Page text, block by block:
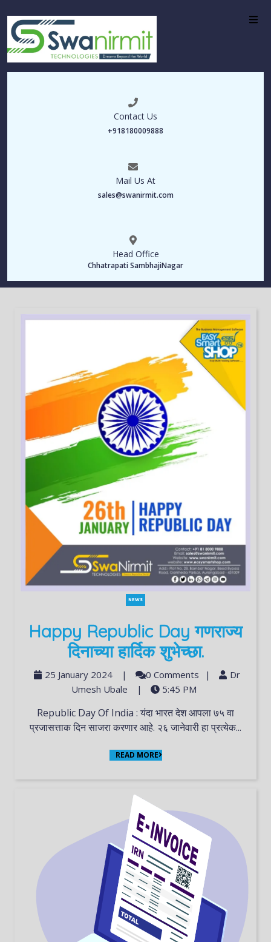
Contact Us
+918180009888
Mail Us At
sales@swanirmit.com
Head Office
Chhatrapati SambhajiNagar
NEWS
Happy Republic Day गणराज्य
दिनाच्या हार्दिक शुभेच्छा.
25 January 2024 | 0 Comments |
Dr
Umesh Ubale
| 5:45 PM
Republic Day Of India : यंदा भारत देश आपला ७५ वा
प्रजासत्ताक दिन साजरा करणार आहे. २६ जानेवारी हा प्रत्येक...
READ MORE